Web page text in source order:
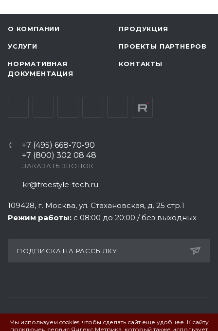
О КОМПАНИИ ПРОДУКЦИЯ
УСЛУГИ ПРОЕКТЫ ПАРТНЕРОВ
НОРМАТИВНАЯ
ДОКУМЕНТАЦИЯ
КОНТАКТЫ
+7 (495) 668-70-90
+7 (800) 302 08 48
ЗАКАЗАТЬ ЗВОНОК
kr@freestyle-tech.ru
109428, г. Москва, ул. Стахановская, д. 25 стр.1
Режим работы: с 08:00 до 20:00 / без выходных
ПОДПИСКА НА РАССЫЛКУ
ПОЛИТИКА КОНФИДЕНЦИАЛЬНОСТИ
Мы используем cookies, чтобы сделать сайт еще удобнее. К сайту
подключен сервис Яндекс.Метрика, который также использует